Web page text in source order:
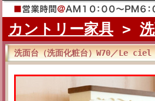
カントリー家具 >
洗面台（洗面化粧台）W70／Le